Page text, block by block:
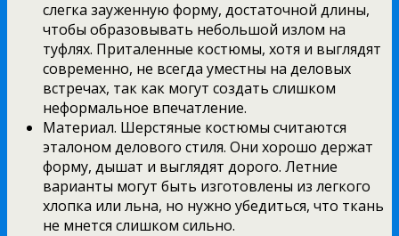
слегка зауженную форму, достаточной длины,
чтобы образовывать небольшой излом на
туфлях. Приталенные костюмы, хотя и выглядят
современно, не всегда уместны на деловых
встречах, так как могут создать слишком
неформальное впечатление.
Материал. Шерстяные костюмы считаются
эталоном делового стиля. Они хорошо держат
форму, дышат и выглядят дорого. Летние
варианты могут быть изготовлены из легкого
хлопка или льна, но нужно убедиться, что ткань
не мнется слишком сильно.